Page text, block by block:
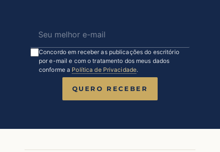
Concordo em receber as publicações do escritório
por e-mail e com o tratamento dos meus dados
conforme a Política de Privacidade.
QUERO RECEBER